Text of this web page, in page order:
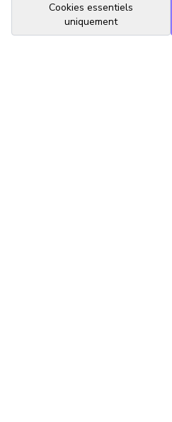
Cookies essentiels
uniquement